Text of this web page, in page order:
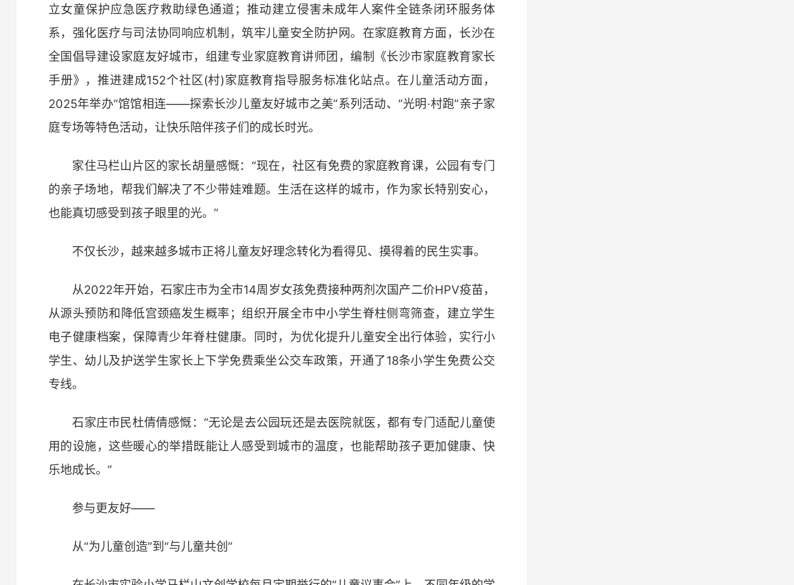
立女童保护应急医疗救助绿色通道；推动建立侵害未成年人案件全链条闭环服务体
系，强化医疗与司法协同响应机制，筑牢儿童安全防护网。在家庭教育方面，长沙在
全国倡导建设家庭友好城市，组建专业家庭教育讲师团，编制《长沙市家庭教育家长
手册》，推进建成152个社区(村)家庭教育指导服务标准化站点。在儿童活动方面，
2025年举办“馆馆相连——探索长沙儿童友好城市之美”系列活动、“光明·村跑”亲子家
庭专场等特色活动，让快乐陪伴孩子们的成长时光。
家住马栏山片区的家长胡量感慨：“现在，社区有免费的家庭教育课，公园有专门
的亲子场地，帮我们解决了不少带娃难题。生活在这样的城市，作为家长特别安心，
也能真切感受到孩子眼里的光。”
不仅长沙，越来越多城市正将儿童友好理念转化为看得见、摸得着的民生实事。
从2022年开始，石家庄市为全市14周岁女孩免费接种两剂次国产二价HPV疫苗，
从源头预防和降低宫颈癌发生概率；组织开展全市中小学生脊柱侧弯筛查，建立学生
电子健康档案，保障青少年脊柱健康。同时，为优化提升儿童安全出行体验，实行小
学生、幼儿及护送学生家长上下学免费乘坐公交车政策，开通了18条小学生免费公交
专线。
石家庄市民杜倩倩感慨：“无论是去公园玩还是去医院就医，都有专门适配儿童使
用的设施，这些暖心的举措既能让人感受到城市的温度，也能帮助孩子更加健康、快
乐地成长。”
参与更友好——
从“为儿童创造”到“与儿童共创”